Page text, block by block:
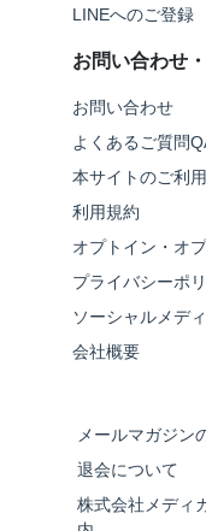
LINEへのご登録
お問い合わせ
お問い合わせ
よくあるご質問
本サイトのご利
利用規約
オプトイン・オ
プライバシーポ
ソーシャルメデ
会社概要
メールマガジン
退会について
株式会社メディ